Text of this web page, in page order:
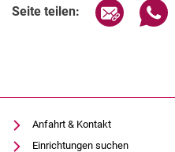
Seite teilen: Seite
Anfahrt & Kontakt
Einrichtungen suchen